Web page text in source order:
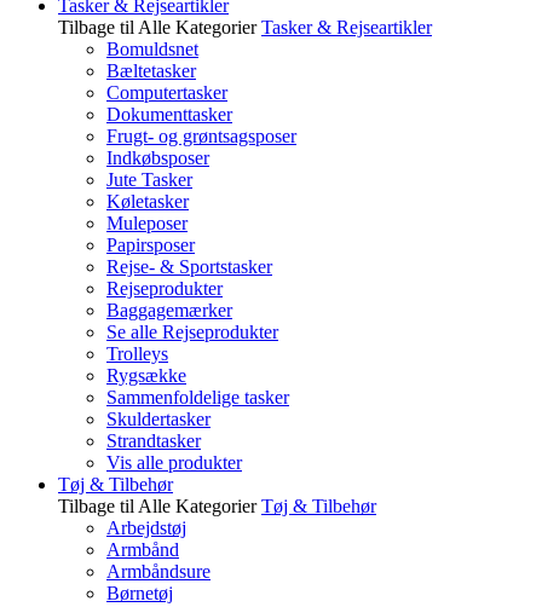
Tasker & Rejseartikler
Tilbage til Alle Kategorier Tasker & Rejseartikler
Bomuldsnet
Bæltetasker
Computertasker
Dokumenttasker
Frugt- og grøntsagsposer
Indkøbsposer
Jute Tasker
Køletasker
Muleposer
Papirsposer
Rejse- & Sportstasker
Rejseprodukter
Baggagemærker
Se alle Rejseprodukter
Trolleys
Rygsække
Sammenfoldelige tasker
Skuldertasker
Strandtasker
Vis alle produkter
Tøj & Tilbehør
Tilbage til Alle Kategorier Tøj & Tilbehør
Arbejdstøj
Armbånd
Armbåndsure
Børnetøj